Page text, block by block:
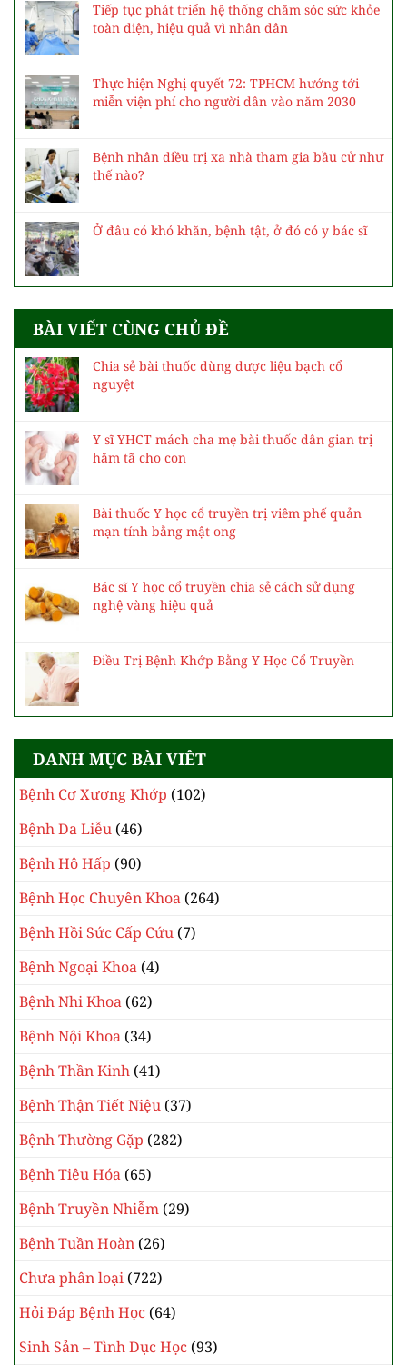
Tiếp tục phát triển hệ thống chăm sóc sức khỏe
toàn diện, hiệu quả vì nhân dân
Thực hiện Nghị quyết 72: TPHCM hướng tới
miễn viện phí cho người dân vào năm 2030
Bệnh nhân điều trị xa nhà tham gia bầu cử như
thế nào?
Ở đâu có khó khăn, bệnh tật, ở đó có y bác sĩ
BÀI VIẾT CÙNG CHỦ ĐỀ
Chia sẻ bài thuốc dùng dược liệu bạch cổ
nguyệt
Y sĩ YHCT mách cha mẹ bài thuốc dân gian trị
hăm tã cho con
Bài thuốc Y học cổ truyền trị viêm phế quản
mạn tính bằng mật ong
Bác sĩ Y học cổ truyền chia sẻ cách sử dụng
nghệ vàng hiệu quả
Điều Trị Bệnh Khớp Bằng Y Học Cổ Truyền
DANH MỤC BÀI VIÊT
Bệnh Cơ Xương Khớp (102)
Bệnh Da Liễu (46)
Bệnh Hô Hấp (90)
Bệnh Học Chuyên Khoa (264)
Bệnh Hồi Sức Cấp Cứu (7)
Bệnh Ngoại Khoa (4)
Bệnh Nhi Khoa (62)
Bệnh Nội Khoa (34)
Bệnh Thần Kinh (41)
Bệnh Thận Tiết Niệu (37)
Bệnh Thường Gặp (282)
Bệnh Tiêu Hóa (65)
Bệnh Truyền Nhiễm (29)
Bệnh Tuần Hoàn (26)
Chưa phân loại (722)
Hỏi Đáp Bệnh Học (64)
Sinh Sản – Tình Dục Học (93)